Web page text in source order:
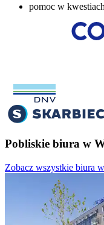
pomoc w
Pobliskie biura w
Zobacz wszystkie biura